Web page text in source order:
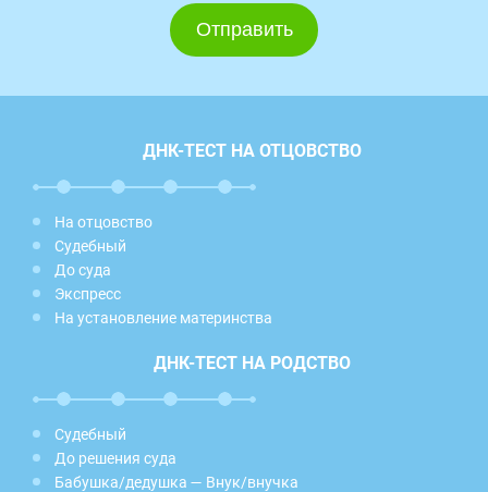
ДНК-ТЕСТ НА ОТЦОВСТВО
На отцовство
Судебный
До суда
Экспресс
На установление материнства
ДНК-ТЕСТ НА РОДСТВО
Судебный
До решения суда
Бабушка/дедушка — Внук/внучка